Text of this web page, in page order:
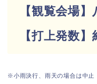
【観覧会場
【打上発数
※小雨決行、雨天の場合は中止